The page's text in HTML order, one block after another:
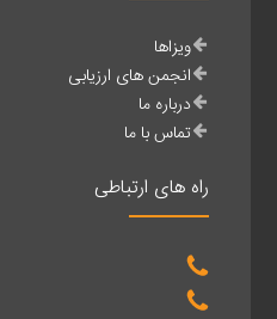
ویزاها
انجمن های ارزیابی
درباره ما
تماس با ما
راه های ارتباطی